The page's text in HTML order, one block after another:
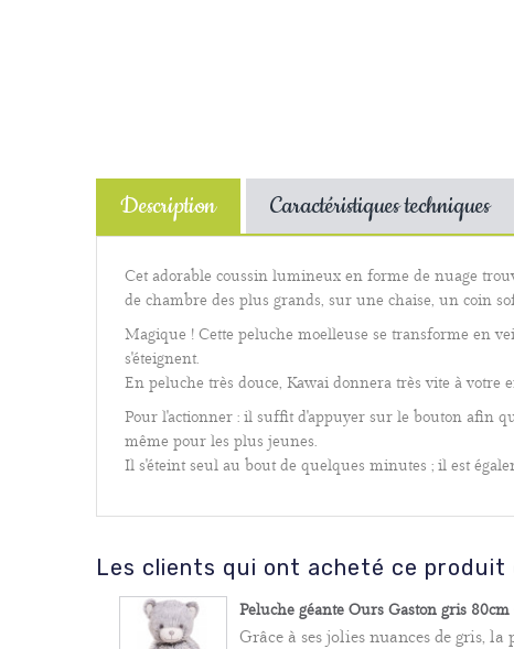
Description Caractéristiques techniques
Cet adorable coussin lumineux en forme de nuage
de chambre des plus grands, sur une chaise, un coin
Magique ! Cette peluche moelleuse se transforme en
s'éteignent.
En peluche très douce, Kawai donnera très vite à votre
Pour l'actionner : il suffit d'appuyer sur le bouton afin
même pour les plus jeunes.
Il s'éteint seul au bout de quelques minutes ; il est
Les clients qui ont acheté ce produit
Peluche géante Ours Gaston gris 80cm
Grâce à ses jolies nuances de gris, la